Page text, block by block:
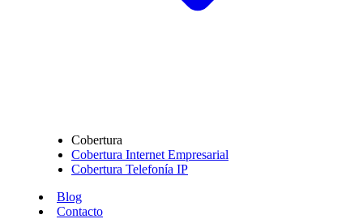
Cobertura
Cobertura Internet Empresarial
Cobertura Telefonía IP
Blog
Contacto